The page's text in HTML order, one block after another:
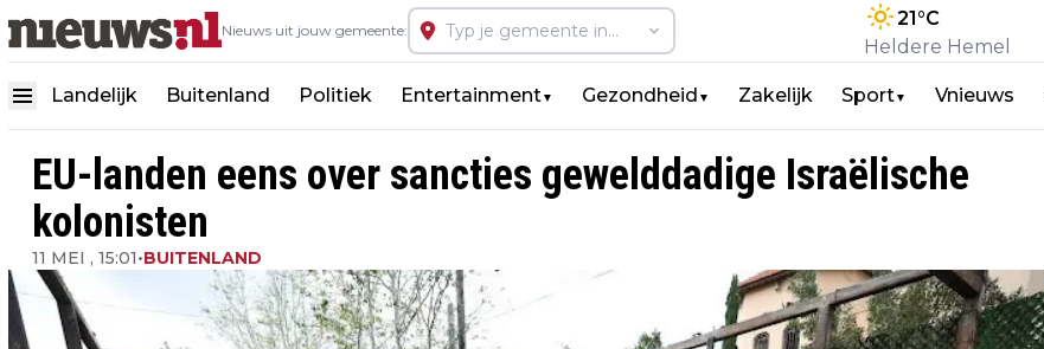
Nieuws uit jouw gemeente:
21°C
Heldere Hemel
Landelijk Buitenland Politiek Entertainment▼ Gezondheid ▼ Zakelijk Sport▼ Vnieuws
EU-landen eens over sancties gewelddadige Israëlische
kolonisten
11 MEI , 15:01•BUITENLAND